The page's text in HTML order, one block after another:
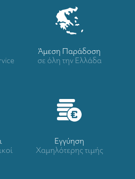
Άμεση Παράδοση
σε όλη την Ελλάδα
Eγγύηση
Χαμηλότερης τιμής